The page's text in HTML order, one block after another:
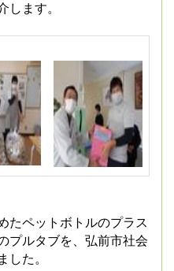
します。
たペットボトルのプラス
プルタブを、弘前市社会
した。